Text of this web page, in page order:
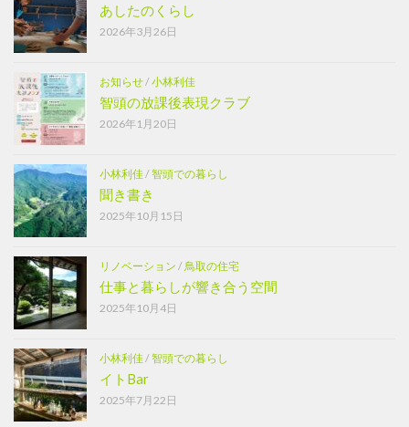
あしたのくらし
2026年3月26日
お知らせ/小林利佳
智頭の放課後表現クラブ
2026年1月20日
小林利佳/智頭での暮らし
聞き書き
2025年10月15日
リノベーション / 鳥取の住宅
仕事と暮らしが響き合う空間
2025年10月4日
小林利佳/智頭での暮らし
イトBar
2025年7月22日